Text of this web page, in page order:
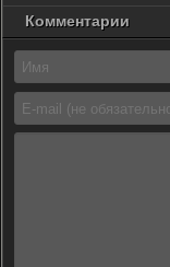
Комментарии